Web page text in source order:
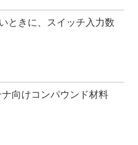
ときに、スイッチ入力数
向けコンパウンド材料